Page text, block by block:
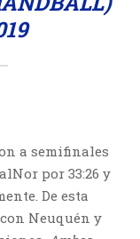
a semifinales
por 33:26 y
De esta
Neuquén y